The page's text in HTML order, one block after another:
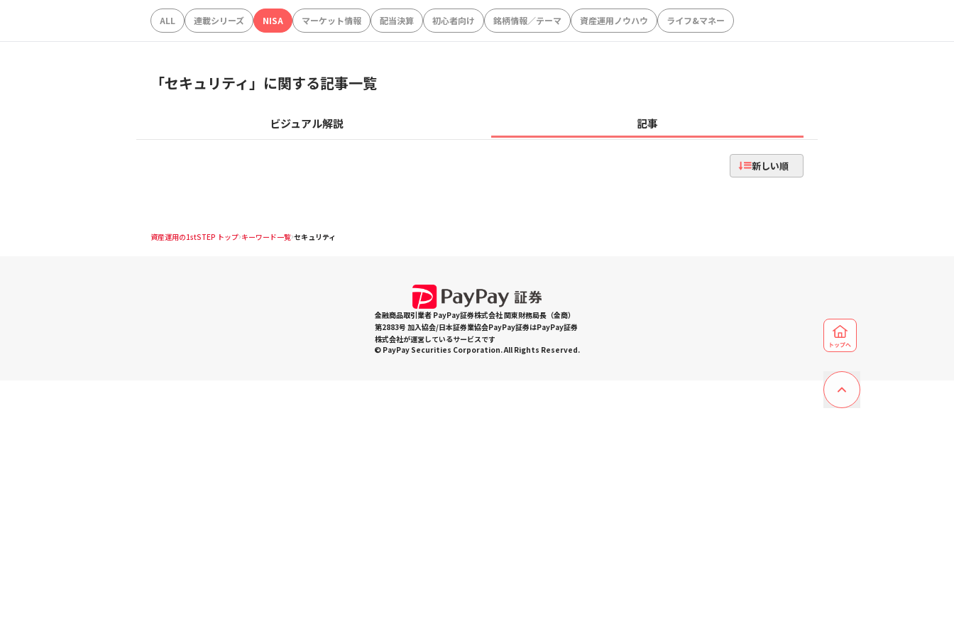
ALL 連載シリーズ NISA マーケット情報 配当決算 初心者向け 銘柄情報／テーマ 資産運用ノウハウ ライフ&マネー
「セキュリティ」に関する記事一覧
ビジュアル解説 記事
新しい順
資産運用の1stSTEP トップ キーワード一覧 セキュリティ
金融商品取引業者 PayPay証券株式会社 関東財務局長（金商）
第2883号 加入協会/日本証券業協会PayPay証券はPayPay証券
株式会社が運営しているサービスです
© PayPay Securities Corporation. All Rights Reserved.